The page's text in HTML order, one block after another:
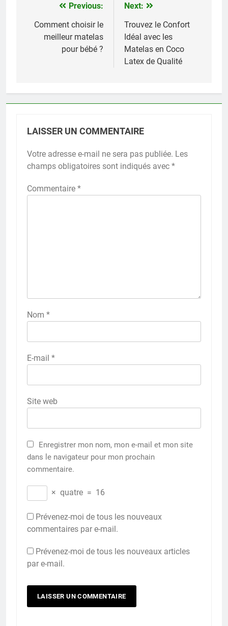
Navigation
de
l’article
Previous:
Comment choisir le
meilleur matelas
pour bébé ?
Next:
Trouvez le Confort
Idéal avec les
Matelas en Coco
Latex de Qualité
LAISSER UN COMMENTAIRE
Votre adresse e-mail ne sera pas publiée. Les
champs obligatoires sont indiqués avec *
Commentaire *
Nom *
E-mail *
Site web
Enregistrer mon nom, mon e-mail et mon site
dans le navigateur pour mon prochain
commentaire.
× quatre = 16
Prévenez-moi de tous les nouveaux
commentaires par e-mail.
Prévenez-moi de tous les nouveaux articles
par e-mail.